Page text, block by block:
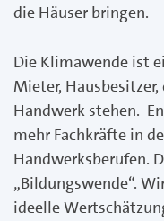
die Häuser bringen.
Die Klimawende ist
Mieter,
Handwerk stehen.
mehr Fachkräfte in
Handwerksberufen.
„Bildungswende“.
ideelle